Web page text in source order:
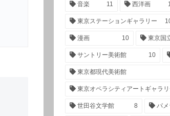
音楽 11 西洋画
東京ステーションギャラリー
漫画 10 東京国
サントリー美術館 10
東京都現代美術館
東京オペラシティアートギャラ
世田谷文学館 8 パメ